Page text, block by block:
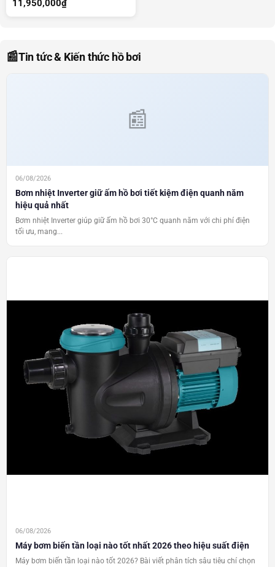
11,950,000₫
📰Tin tức & Kiến thức hồ bơi
06/08/2026
Bơm nhiệt Inverter giữ ấm hồ bơi tiết kiệm điện quanh năm
hiệu quả nhất
Bơm nhiệt Inverter giúp giữ ấm hồ bơi 30°C quanh năm với chi phí điện
tối ưu, mang...
06/08/2026
Máy bơm biến tần loại nào tốt nhất 2026 theo hiệu suất điện
Máy bơm biến tần loại nào tốt 2026? Bài viết phân tích sâu tiêu chí chọn